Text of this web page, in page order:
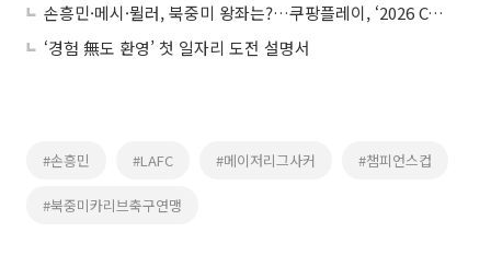
손흥민·메시·뮐러, 북중미 왕좌는?…쿠팡플레이, ‘2026 CONCACAF 챔피언스컵’ 독점 중계
‘경험 無도 환영’ 첫 일자리 도전 설명서
#손흥민 #LAFC #메이저리그사커 #챔피언스컵
#북중미카리브축구연맹